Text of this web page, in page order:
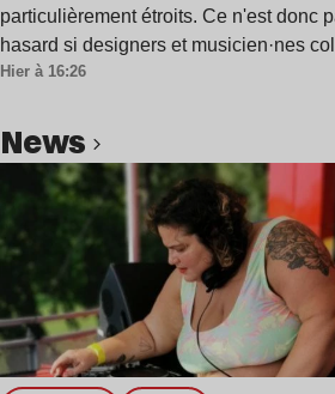
particulièrement étroits. Ce n'est donc
hasard si designers et musicien·nes
Hier à 16:26
news